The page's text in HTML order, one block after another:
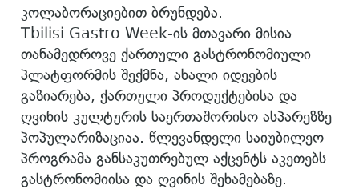
კოლაბორაციებით ბრუნდება.
Tbilisi Gastro Week-ის მთავარი მისია
თანამედროვე ქართული გასტრონომიული
პლატფორმის შექმნა, ახალი იდეების
გაზიარება, ქართული პროდუქტებისა და
ღვინის კულტურის საერთაშორისო ასპარეზზე
პოპულარიზაციაა. წლევანდელი საიუბილეო
პროგრამა განსაკუთრებულ აქცენტს აკეთებს
გასტრონომიისა და ღვინის შეხამებაზე.